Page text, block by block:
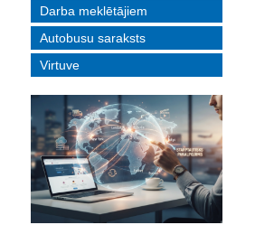
Darba meklētājiem
Autobusu saraksts
Virtuve